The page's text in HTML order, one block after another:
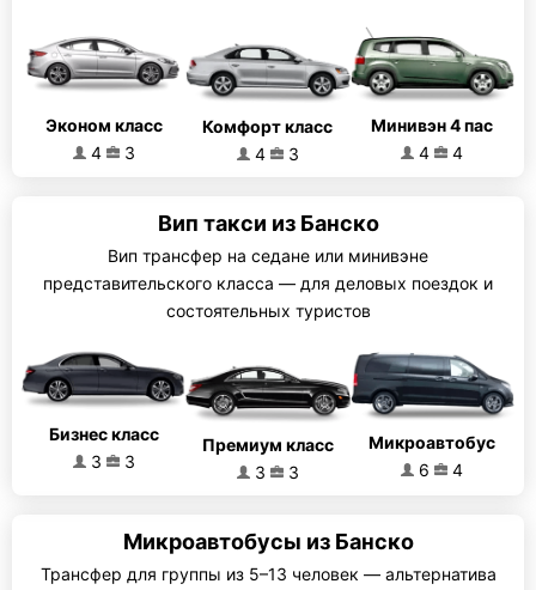
Эконом класс
4
3
Комфорт класс
4
3
Минивэн 4 пас
4
4
Вип такси из Банско
Вип трансфер на седане или минивэне
представительского класса — для деловых поездок и
состоятельных туристов
Бизнес класс
3
3
Премиум класс
3
3
Микроавтобус
6
4
Микроавтобусы из Банско
Трансфер для группы из 5–13 человек — альтернатива